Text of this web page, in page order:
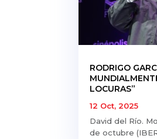
RODRIGO
LOCURAS”
12 Oct, 2025
David del Río.
de octubre